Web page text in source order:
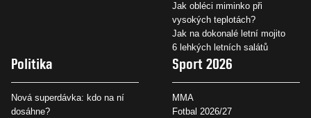
Jak obléci miminko při
vysokých teplotách?
Jak na dokonalé letní mojito
6 lehkých letních salátů
Politika
Nová superdávka: kdo na ní
dosáhne?
Sport 2026
MMA
Fotbal 2026/27